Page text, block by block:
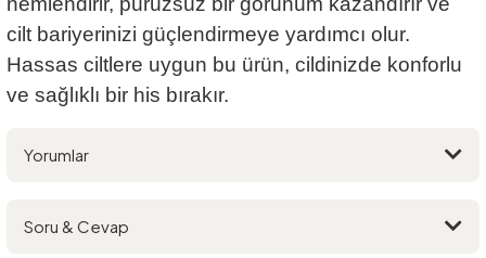
cilt bariyerinizi güçlendirmeye yardımcı olur.
Hassas ciltlere uygun bu ürün, cildinizde konforlu
ve sağlıklı bir his bırakır.
Yorumlar
Soru & Cevap